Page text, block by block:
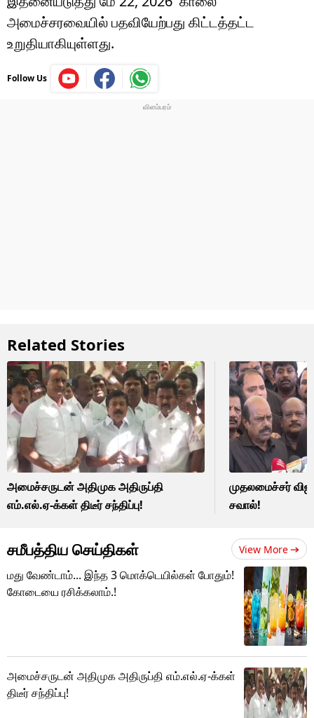
அமைச்சரவையில் பதவியேற்பது கிட்டத்தட்ட
உறுதியாகியுள்ளது.
Follow Us
Related Stories
அமைச்சருடன் அதிமுக அதிருப்தி
எம்.எல்.ஏ-க்கள் திடீர் சந்திப்பு!
முதலமைச்சர்
சவால்!
சமீபத்திய செய்திகள் View More
மது வேண்டாம்... இந்த 3 மொக்டெயில்கள் போதும்!
கோடையை ரசிக்கலாம்.!
அமைச்சருடன் அதிமுக அதிருப்தி எம்.எல்.ஏ-க்கள்
திடீர் சந்திப்பு!